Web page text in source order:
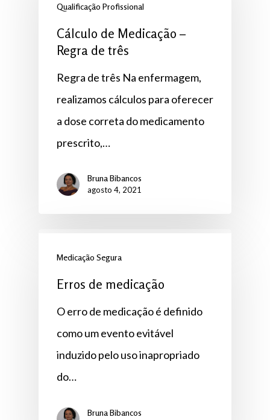
Qualificação Profissional
Cálculo de Medicação –
Regra de três
Regra de três Na enfermagem,
realizamos cálculos para oferecer
a dose correta do medicamento
prescrito,…
Bruna Bibancos
agosto 4, 2021
Medicação Segura
Erros de medicação
O erro de medicação é definido
como um evento evitável
induzido pelo uso inapropriado
do…
Bruna Bibancos